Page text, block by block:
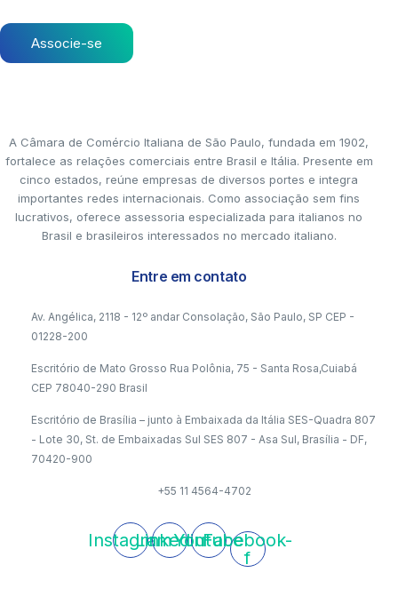
Associe-se
A Câmara de Comércio Italiana de São Paulo, fundada em 1902,
fortalece as relações comerciais entre Brasil e Itália. Presente em
cinco estados, reúne empresas de diversos portes e integra
importantes redes internacionais. Como associação sem fins
lucrativos, oferece assessoria especializada para italianos no
Brasil e brasileiros interessados no mercado italiano.
Entre em contato
Av. Angélica, 2118 - 12º andar Consolação, São Paulo, SP CEP -
01228-200
Escritório de Mato Grosso Rua Polônia, 75 - Santa Rosa,Cuiabá
CEP 78040-290 Brasil
Escritório de Brasília – junto à Embaixada da Itália SES-Quadra 807
- Lote 30, St. de Embaixadas Sul SES 807 - Asa Sul, Brasília - DF,
70420-900
+55 11 4564-4702
Instagram
LinkedinYoutube
Facebook-
f